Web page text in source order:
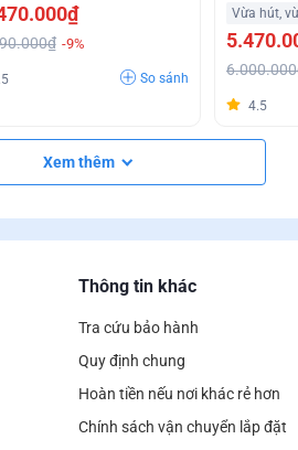
-9%
So sánh
Vừa hút,
4.5
Xem thêm
Thông tin khác
Tra cứu bảo hành
Quy định chung
Hoàn tiền nếu nơi khác rẻ hơn
Chính sách vận chuyển lắp đặt